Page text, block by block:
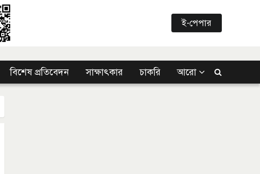
ই-পেপার
বিশেষ প্রতিবেদন সাক্ষাৎকার চাকরি আরো